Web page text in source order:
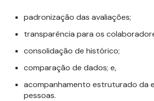
padronização das avaliações;
transparência para os
consolidação de histórico;
comparação de dados; e,
acompanhamento estruturado da
pessoas.